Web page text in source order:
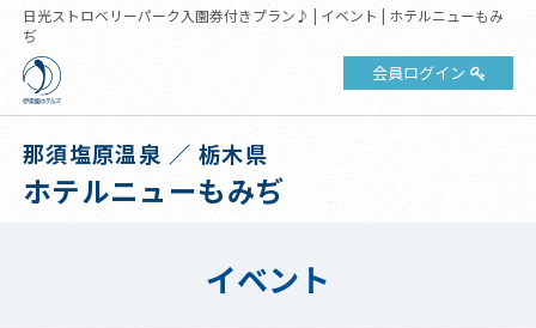
日光ストロベリーパーク入園券付きプラン♪ | イベント | ホテルニューもみ
ぢ
会員ログイン
那須塩原温泉 ／ 栃木県
ホテルニューもみぢ
イベント